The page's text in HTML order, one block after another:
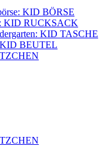
KID BÖRSE
KID RUCKSACK
KID TASCHE
KID BEUTEL